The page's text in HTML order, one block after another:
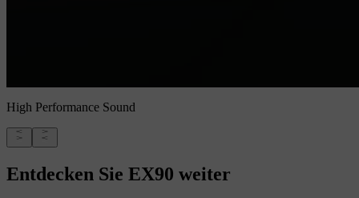
High Performance Sound
Entdecken Sie EX90 weiter